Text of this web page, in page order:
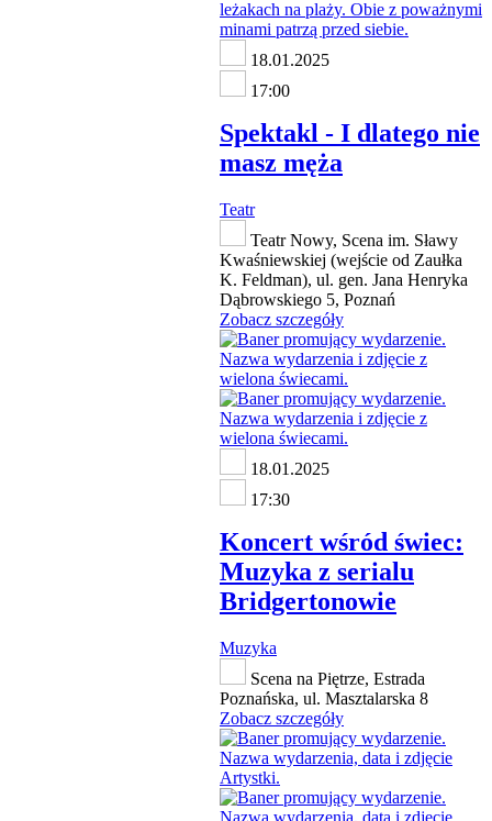
18.01.2025
17:00
Spektakl - I dlatego nie
masz męża
Teatr
Teatr Nowy, Scena im. Sławy
Kwaśniewskiej (wejście od Zaułka
K. Feldman), ul. gen. Jana Henryka
Dąbrowskiego 5, Poznań
Zobacz szczegóły
18.01.2025
17:30
Koncert wśród świec:
Muzyka z serialu
Bridgertonowie
Muzyka
Scena na Piętrze, Estrada
Poznańska, ul. Masztalarska 8
Zobacz szczegóły